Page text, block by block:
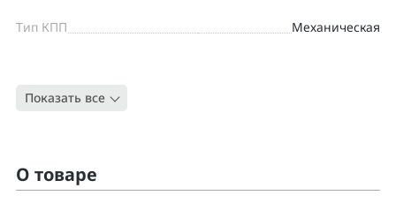
Тип КПП Механическая
Тип
Показать все
О товаре